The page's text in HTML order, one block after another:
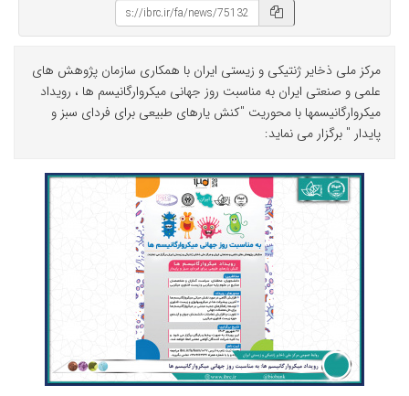
مرکز ملی ذخایر ژنتیکی و زیستی ایران با همکاری سازمان پژوهش های
علمی و صنعتی ایران به مناسبت روز جهانی میکروارگانیسم ها ، رویداد
میکروارگانیسمها با محوریت "کنش یارهای طبیعی برای فردای سبز و
پایدار " برگزار می نماید: